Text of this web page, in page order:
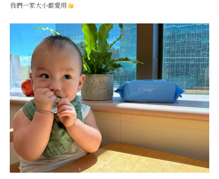
我們一家大小都愛用